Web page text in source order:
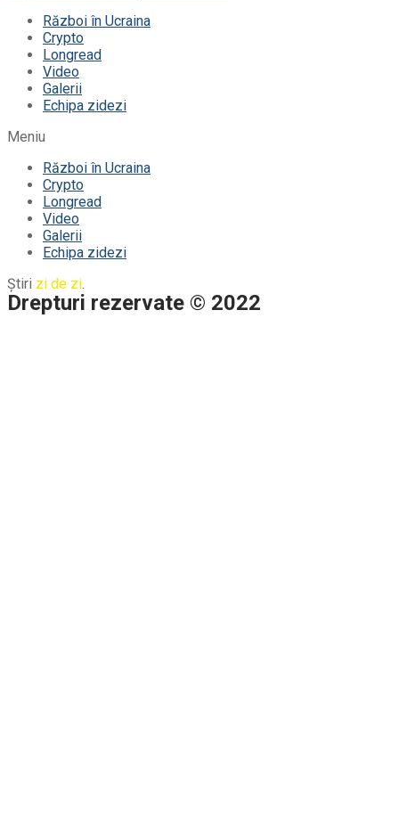
Război în Ucraina
Crypto
Longread
Video
Galerii
Echipa zidezi
Meniu
Război în Ucraina
Crypto
Longread
Video
Galerii
Echipa zidezi
Știri zi de zi.
Drepturi rezervate © 2022